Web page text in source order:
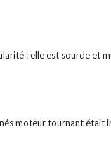
: elle est sourde et
moteur tournant